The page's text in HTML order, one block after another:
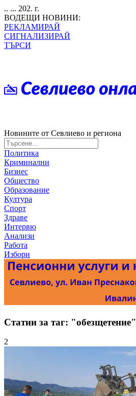
.. ... 202. г.
ВОДЕЩИ НОВИНИ:
РЕКЛАМИРАЙ
СИГНАЛИЗИРАЙ
ТЪРСИ
Новините от Севлиево и региона
Политика
Криминални
Бизнес
Общество
Образование
Култура
Спорт
Здраве
Интервю
Анализи
Работа
Избори
Статии за таг: "обезщетение"
2